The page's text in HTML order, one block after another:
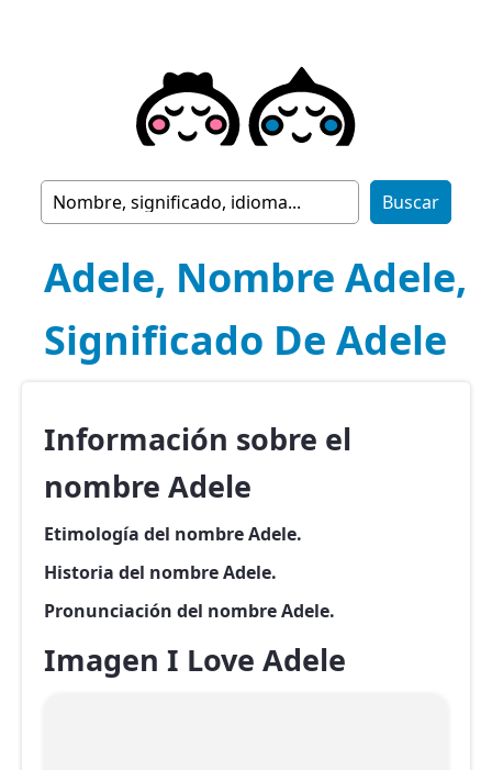
Adele, Nombre Adele,
Significado De Adele
Información sobre el
nombre Adele
Etimología del nombre Adele.
Historia del nombre Adele.
Pronunciación del nombre Adele.
Imagen I Love Adele